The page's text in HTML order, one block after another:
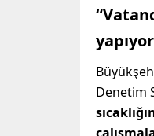
Denetim